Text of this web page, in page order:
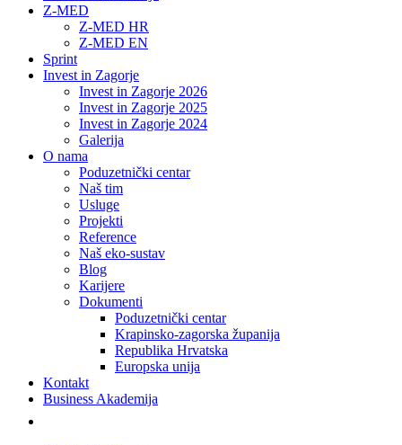
Z-MED
Z-MED HR
Z-MED EN
Sprint
Invest in Zagorje
Invest in Zagorje 2026
Invest in Zagorje 2025
Invest in Zagorje 2024
Galerija
O nama
Poduzetnički centar
Naš tim
Usluge
Projekti
Reference
Naš eko-sustav
Blog
Karijere
Dokumenti
Poduzetnički centar
Krapinsko-zagorska županija
Republika Hrvatska
Europska unija
Kontakt
Business Akademija